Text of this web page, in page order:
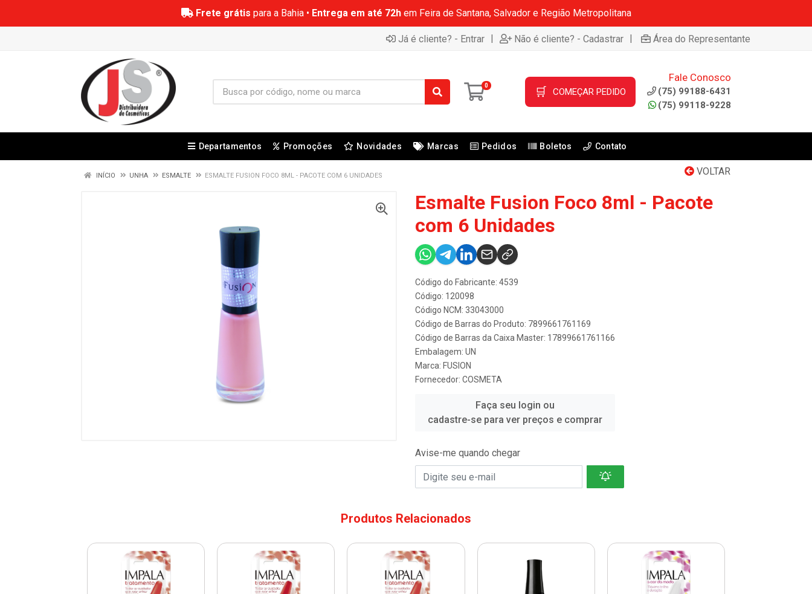
Frete grátis para a Bahia • Entrega em até 72hem Feira de Santana, Salvador e Região Metropolitana
Já é cliente? - Entrar | Não é cliente? - Cadastrar | Área do Representante
0 🛒 COMEÇAR PEDIDO
Fale Conosco
(75) 99188-6431
(75) 99118-9228
Departamentos Promoções Novidades Marcas Pedidos Boletos Contato
VOLTAR
INÍCIO UNHA ESMALTE ESMALTE FUSION FOCO 8ML - PACOTE COM 6 UNIDADES
Esmalte Fusion Foco 8ml - Pacote
com 6 Unidades
Código do Fabricante: 4539
Código: 120098
Código NCM: 33043000
Código de Barras do Produto: 7899661761169
Código de Barras da Caixa Master: 17899661761166
Embalagem: UN
Marca: FUSION
Fornecedor: COSMETA
Faça seu login ou
cadastre-se para ver preços e comprar
Avise-me quando chegar
Produtos Relacionados